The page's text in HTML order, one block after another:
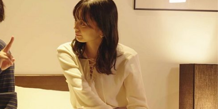
E齋藤樹愛羅＆佐々木舞